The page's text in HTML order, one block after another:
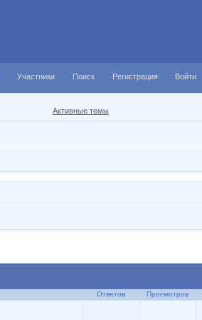
Участники Поиск Регистрация Войти
Активные темы
Ответов Просмотров